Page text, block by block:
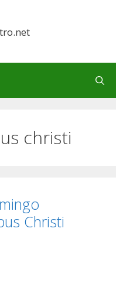
christi
Christi